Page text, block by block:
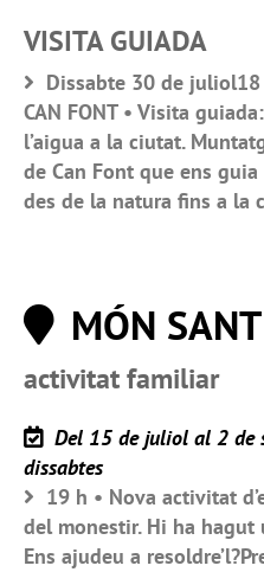
VISITA GUIADA
Dissabte 30 de juliol18
CAN FONT • Visita
l’aigua a la ciutat.
de Can Font que ens
des de la natura fins a la
MÓN
activitat familiar
Del 15 de juliol al 2 de
dissabtes
19 h • Nova activitat
del monestir. Hi ha
Ens ajudeu a